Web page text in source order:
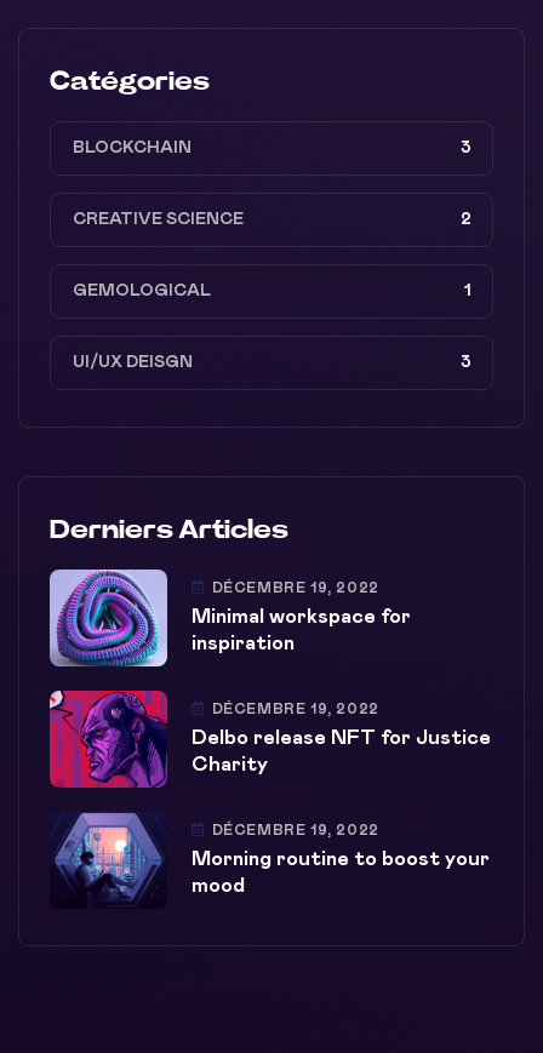
Catégories
BLOCKCHAIN 3
CREATIVE SCIENCE 2
GEMOLOGICAL 1
UI/UX DEISGN 3
Derniers Articles
DÉCEMBRE 19, 2022
Minimal workspace for
inspiration
DÉCEMBRE 19, 2022
Delbo release NFT for Justice
Charity
DÉCEMBRE 19, 2022
Morning routine to boost your
mood